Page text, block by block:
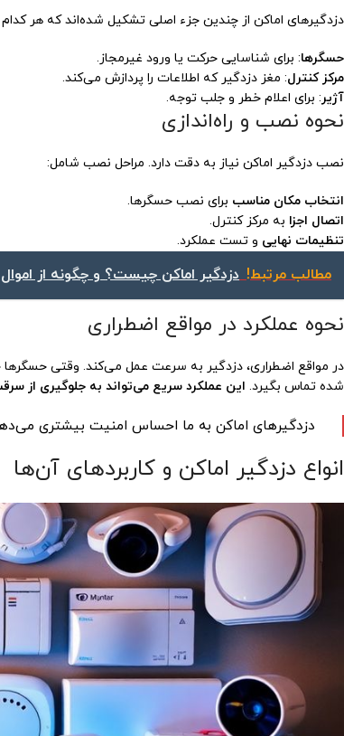
دزدگیرهای اماکن از چندین جزء اصلی تشکیل شده‌اند که هر
حسگرها: برای شناسایی حرکت یا ورود غیرمجاز.
مرکز کنترل: مغز دزدگیر که اطلاعات را پردازش می‌کند.
آژیر: برای اعلام خطر و جلب توجه.
نحوه نصب و راه‌اندازی
نصب دزدگیر اماکن نیاز به دقت دارد. مراحل نصب شامل:
انتخاب مکان مناسب برای نصب حسگرها.
اتصال اجزا به مرکز کنترل.
تنظیمات نهایی و تست عملکرد.
مطالب مرتبط! دزدگیر اماکن چیست؟ و چگونه از
نحوه عملکرد در مواقع اضطراری
در مواقع اضطراری، دزدگیر به سرعت عمل می‌کند. وقتی حسگرها
شده تماس بگیرد. این عملکرد سریع می‌تواند به جلوگیری از
دزدگیرهای اماکن به ما احساس امنیت بیشتری
انواع دزدگیر اماکن و کاربردهای آن‌ها